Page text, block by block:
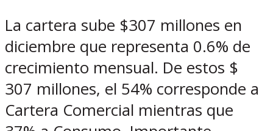
La cartera sube $307 millones en
diciembre que representa 0.6% de
crecimiento mensual. De estos $
307 millones, el 54% corresponde a
Cartera Comercial mientras que